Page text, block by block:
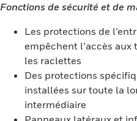
Fonctions de sécurité et de
Les protections de
empêchent l’accès
les raclettes
Des protections
installées sur toute la
intermédiaire